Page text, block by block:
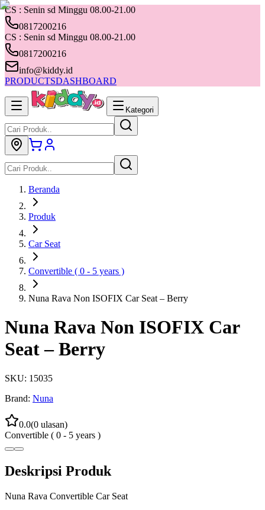
CS : Senin sd Minggu 08.00-21.00
0817200216
CS : Senin sd Minggu 08.00-21.00
0817200216
info@kiddy.id
PRODUCTSDASHBOARD
Kategori
Beranda
Produk
Car Seat
Convertible ( 0 - 5 years )
Nuna Rava Non ISOFIX Car Seat – Berry
Nuna Rava Non ISOFIX Car
Seat – Berry
SKU: 15035
Brand: Nuna
0.0(0 ulasan)
Convertible ( 0 - 5 years )
Deskripsi Produk
Nuna Rava Convertible Car Seat